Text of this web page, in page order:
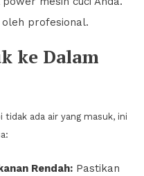
profesional.
ke Dalam
ada air yang masuk, ini
Rendah: Pastikan